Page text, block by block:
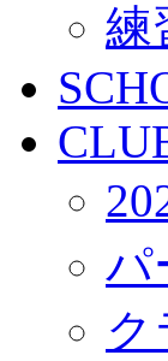
練
パ
ク